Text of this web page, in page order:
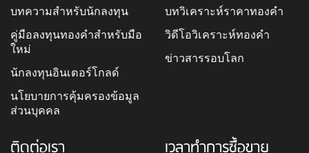
บทความสำหรับนักลงทุน
คู่มือลงทุนทองคำสำหรับมือ
ใหม่
นักลงทุนอินเตอร์โกลด์
นโยบายการคุ้มครองข้อมูล
ส่วนบุคคล
บทวิเคราะห์ราคาทองคำ
วิดีโอวิเคราะห์ทองคำ
ข่าวสารรอบโลก